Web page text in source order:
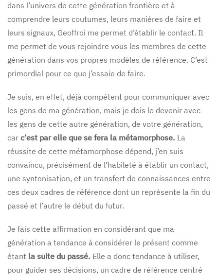
dans l’univers de cette génération frontière et à
comprendre leurs coutumes, leurs manières de faire et
leurs signaux, Geoffroi me permet d’établir le contact. Il
me permet de vous rejoindre vous les membres de cette
génération dans vos propres modèles de référence. C’est
primordial pour ce que j’essaie de faire.
Je suis, en effet, déjà compétent pour communiquer avec
les gens de ma génération, mais je dois le devenir avec
les gens de cette autre génération, de votre génération,
car c’est par elle que se fera la métamorphose. La
réussite de cette métamorphose dépend, j’en suis
convaincu, précisément de l’habileté à établir un contact,
une syntonisation, et un transfert de connaissances entre
ces deux cadres de référence dont un représente la fin du
passé et l’autre le début du futur.
Je fais cette affirmation en considérant que ma
génération a tendance à considérer le présent comme
étant la suite du passé. Elle a donc tendance à utiliser,
pour guider ses décisions, un cadre de référence centré